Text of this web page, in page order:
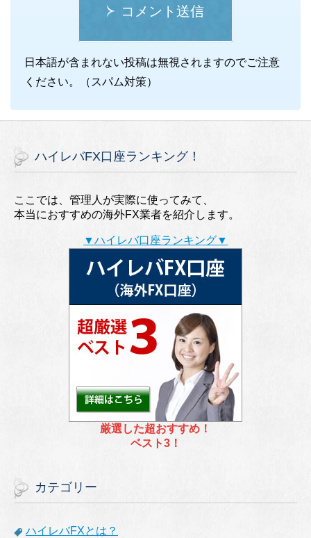
コメント送信
日本語が含まれない投稿は無視されますのでご注意
ください。（スパム対策）
ハイレバFX口座ランキング！
ここでは、管理人が実際に使ってみて、
本当におすすめの海外FX業者を紹介します。
▼ハイレバ口座ランキング▼
厳選した超おすすめ！
ベスト3！
カテゴリー
ハイレバFXとは？